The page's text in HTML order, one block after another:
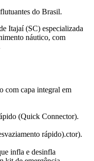
do Brasil.
Itajaí (SC) especializada
náutico, com
com capa integral em
(Quick Connector).
rápido).ctor).
infla e desinfla